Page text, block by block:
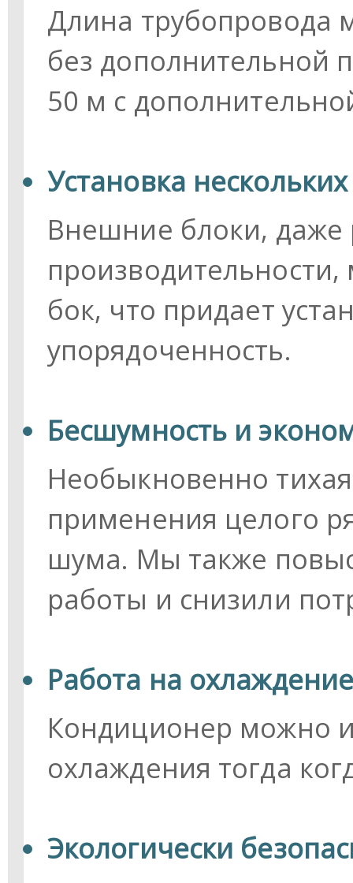
Длина трубопровода
без дополнительной
50 м с
Установка
Внешние блоки, даже
бок, что придает
упорядоченность.
Бесшумность и
Необыкновенно
применения целого
шума. Мы также
работы и снизили
Работа на
Кондиционер можно
охлаждения тогда
Экологически